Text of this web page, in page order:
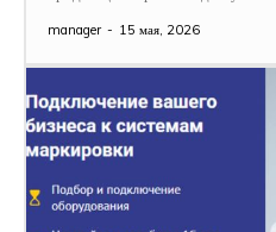
manager - 15 мая, 2026